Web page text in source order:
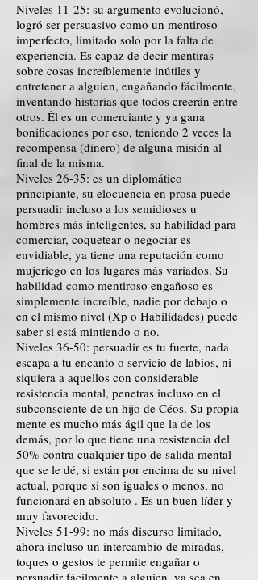
Niveles 11-25: su argumento evolucionó,
logró ser persuasivo como un mentiroso
imperfecto, limitado solo por la falta de
experiencia. Es capaz de decir mentiras
sobre cosas increíblemente inútiles y
entretener a alguien, engañando fácilmente,
inventando historias que todos creerán entre
otros. Él es un comerciante y ya gana
bonificaciones por eso, teniendo 2 veces la
recompensa (dinero) de alguna misión al
final de la misma.
Niveles 26-35: es un diplomático
principiante, su elocuencia en prosa puede
persuadir incluso a los semidioses u
hombres más inteligentes, su habilidad para
comerciar, coquetear o negociar es
envidiable, ya tiene una reputación como
mujeriego en los lugares más variados. Su
habilidad como mentiroso engañoso es
simplemente increíble, nadie por debajo o
en el mismo nivel (Xp o Habilidades) puede
saber si está mintiendo o no.
Niveles 36-50: persuadir es tu fuerte, nada
escapa a tu encanto o servicio de labios, ni
siquiera a aquellos con considerable
resistencia mental, penetras incluso en el
subconsciente de un hijo de Céos. Su propia
mente es mucho más ágil que la de los
demás, por lo que tiene una resistencia del
50% contra cualquier tipo de salida mental
que se le dé, si están por encima de su nivel
actual, porque si son iguales o menos, no
funcionará en absoluto . Es un buen líder y
muy favorecido.
Niveles 51-99: no más discurso limitado,
ahora incluso un intercambio de miradas,
toques o gestos te permite engañar o
persuadir fácilmente a alguien, ya sea en